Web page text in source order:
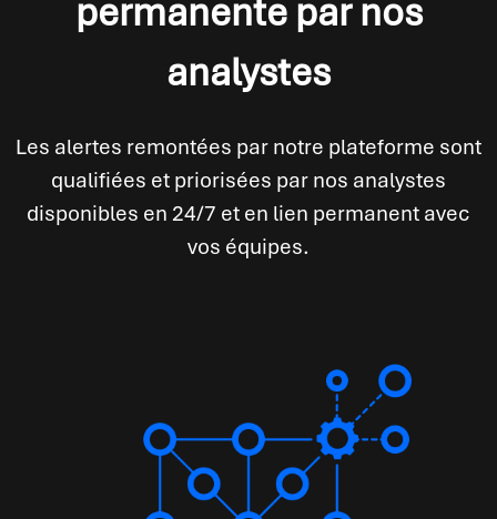
permanente par nos
analystes
Les alertes remontées par notre plateforme sont
qualifiées et priorisées par nos analystes
disponibles en 24/7 et en lien permanent avec
vos équipes.